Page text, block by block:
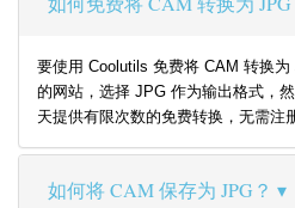
要使用 Coolutils 免费将 CAM 转换
的网站，选择 JPG 作为输出格式，
天提供有限次数的免费转换，无需注
如何将 CAM 保存为 JPG？